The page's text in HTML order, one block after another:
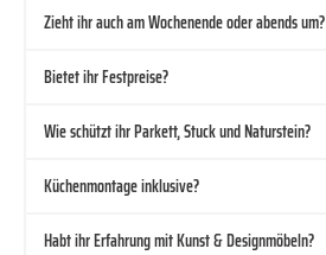
Zieht ihr auch am Wochenende oder abends um?
Bietet ihr Festpreise?
Wie schützt ihr Parkett, Stuck und Naturstein?
Küchenmontage inklusive?
Habt ihr Erfahrung mit Kunst & Designmöbeln?